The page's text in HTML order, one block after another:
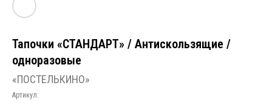
Тапочки «СТАНДАРТ» / Антискользящие /
одноразовые
«ПОСТЕЛЬКИНО»
Артикул: